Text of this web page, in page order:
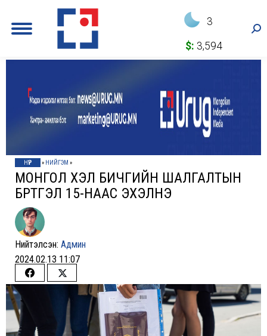
3
$: 3,594
НҮҮР » НИЙГЭМ »
МОНГОЛ ХЭЛ БИЧГИЙН ШАЛГАЛТЫН
БҮРТГЭЛ 15-НААС ЭХЭЛНЭ
Нийтэлсэн: Админ
2024.02.13 11:07
Share
Facebook
Share
on
Twitter